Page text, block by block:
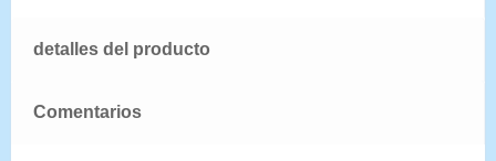
detalles del producto
Comentarios